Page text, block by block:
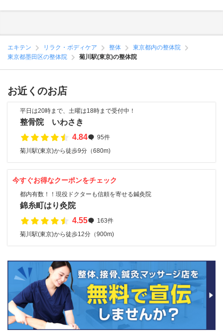
エキテン リラク・ボディケア 整体
東京都内の整体院
東京都墨田区の整体院
菊川駅(東京)の整体院
お近くのお店
平日は20時まで、土曜は18時まで受付中！
整骨院 いわさき
4.84
95件
菊川駅(東京)から徒歩9分（680m)
今すぐお得なクーポンをチェック
都内有数！！現役ドクターも信頼を寄せる鍼灸院
錦糸町はり灸院
4.55
163件
菊川駅(東京)から徒歩12分（900m)